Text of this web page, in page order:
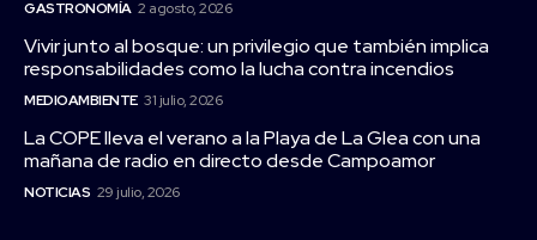
GASTRONOMÍA 2 agosto, 2026
Vivir junto al bosque: un privilegio que también implica
responsabilidades como la lucha contra incendios
MEDIOAMBIENTE 31 julio, 2026
La COPE lleva el verano a la Playa de La Glea con una
mañana de radio en directo desde Campoamor
NOTICIAS 29 julio, 2026